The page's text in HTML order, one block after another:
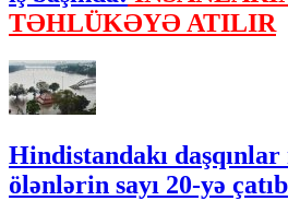
TƏHLÜKƏYƏ ATILIR
Hindistandakı daşqınlar
ölənlərin sayı 20-yə çatıb